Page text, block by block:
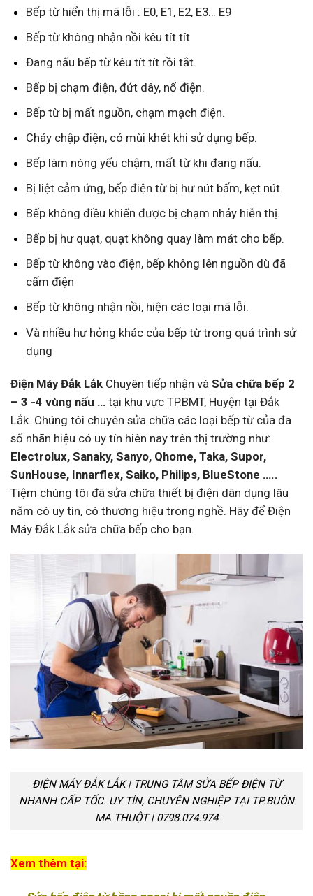
Bếp từ hiển thị mã lỗi : E0, E1, E2, E3… E9
Bếp từ không nhận nồi kêu tít tít
Đang nấu bếp từ kêu tít tít rồi tắt.
Bếp bị chạm điện, đứt dây, nổ điện.
Bếp từ bị mất nguồn, chạm mạch điện.
Cháy chập điện, có mùi khét khi sử dụng bếp.
Bếp làm nóng yếu chậm, mất từ khi đang nấu.
Bị liệt cảm ứng, bếp điện từ bị hư nút bấm, kẹt nút.
Bếp không điều khiển được bị chạm nhảy hiễn thị.
Bếp bị hư quạt, quạt không quay làm mát cho bếp.
Bếp từ không vào điện, bếp không lên nguồn dù đã
cấm điện
Bếp từ không nhận nồi, hiện các loại mã lỗi.
Và nhiều hư hỏng khác của bếp từ trong quá trình sử
dụng
Điện Máy Đắk Lắk Chuyên tiếp nhận và Sửa chữa bếp 2
– 3 -4 vùng nấu … tại khu vực TP.BMT, Huyện tại Đắk
Lắk. Chúng tôi chuyên sửa chữa các loại bếp từ của đa
số nhãn hiệu có uy tín hiên nay trên thị trường như:
Electrolux, Sanaky, Sanyo, Qhome, Taka, Supor,
SunHouse, Innarflex, Saiko, Philips, BlueStone …..
Tiệm chúng tôi đã sửa chữa thiết bị điện dân dụng lâu
năm có uy tín, có thương hiệu trong nghề. Hãy để Điện
Máy Đắk Lắk sửa chữa bếp cho bạn.
ĐIỆN MÁY ĐẮK LẮK | TRUNG TÂM SỬA BẾP ĐIỆN TỪ
NHANH CẤP TỐC. UY TÍN, CHUYÊN NGHIỆP TẠI TP.BUÔN
MA THUỘT | 0798.074.974
Xem thêm tại: